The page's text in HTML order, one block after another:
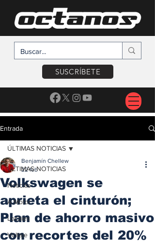
SUSCRÍBETE
Entrada
ÚLTIMAS NOTICIAS
Noticias
A Motor
Locales
Voltaje
ÚLTIMAS NOTICIAS
Volkswagen se
aprieta el cinturón;
Plan de ahorro masivo
con recortes del 20%
Benjamín Chellew
22 feb